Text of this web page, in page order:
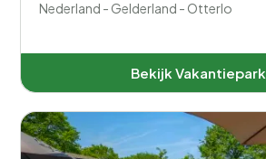
Aantal badkamers
Nederland - Gelderland - Otterlo
Bekijk Vakantiepark